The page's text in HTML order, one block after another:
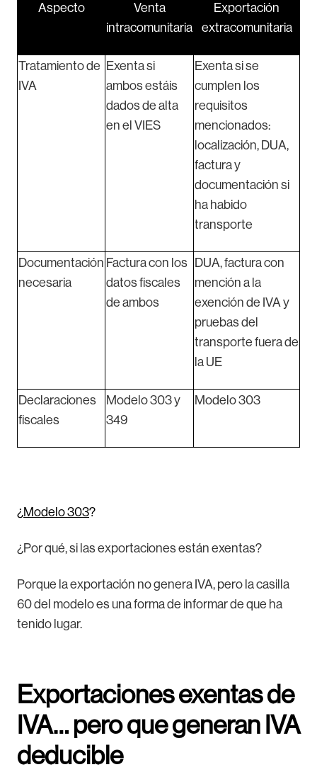
Aspecto
Venta
intracomunitaria
Exportación
extracomunitaria
Tratamiento de
IVA
Exenta si
ambos estáis
dados de alta
en el VIES
Exenta si se
cumplen los
requisitos
mencionados:
localización, DUA,
factura y
documentación si
ha habido
transporte
Documentación
necesaria
Factura con los
datos fiscales
de ambos
DUA, factura con
mención a la
exención de IVA y
pruebas del
transporte fuera de
la UE
Declaraciones
fiscales
Modelo 303 y
349
Modelo 303
¿Modelo 303?
¿Por qué, si las exportaciones están exentas?
Porque la exportación no genera IVA, pero la casilla
60 del modelo es una forma de informar de que ha
tenido lugar.
Exportaciones exentas de
IVA… pero que generan IVA
deducible